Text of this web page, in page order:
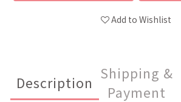
Add to Wishlist
Description
Shipping &
Payment